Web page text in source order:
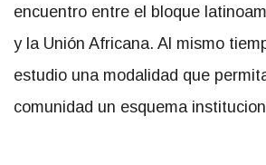
encuentro entre el bloque
y la Unión Africana. Al mismo
estudio una modalidad que
comunidad un esquema